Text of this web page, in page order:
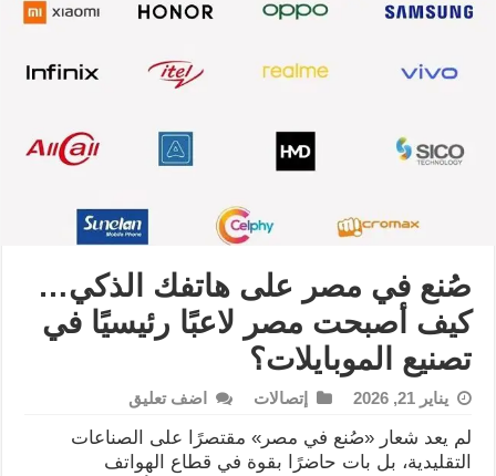
صُنع في مصر على هاتفك الذكي…
كيف أصبحت مصر لاعبًا رئيسيًا في
تصنيع الموبايلات؟
يناير 21, 2026 إتصالات اضف تعليق
لم يعد شعار «صُنع في مصر» مقتصرًا على الصناعات
التقليدية، بل بات حاضرًا بقوة في قطاع الهواتف